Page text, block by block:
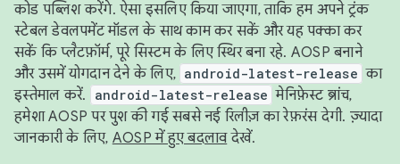
कोड पब्लिश करेंगे. ऐसा इसलिए किया जाएगा, ताकि हम अपने ट्रंक
स्टेबल डेवलपमेंट मॉडल के साथ काम कर सकें और यह पक्का कर
सकें कि प्लैटफ़ॉर्म, पूरे सिस्टम के लिए स्थिर बना रहे. AOSP बनाने
और उसमें योगदान देने के लिए, android-latest-release का
इस्तेमाल करें.
android-latest-release मेनिफ़ेस्ट ब्रांच,
हमेशा AOSP पर पुश की गई सबसे नई रिलीज़ का रेफ़रंस देगी. ज़्यादा
जानकारी के लिए, AOSP में हुए बदलावदेखें.